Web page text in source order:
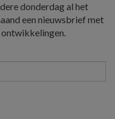
donderdag al het
een nieuwsbrief met
ontwikkelingen.